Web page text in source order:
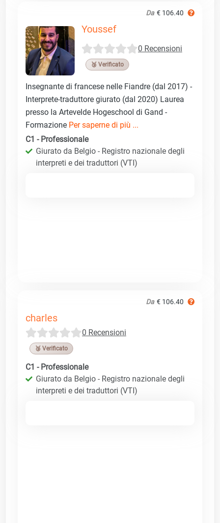
Da € 106.40
Youssef
0 Recensioni
🥉 Verificato
Insegnante di francese nelle Fiandre (dal 2017) -
Interprete-traduttore giurato (dal 2020) Laurea
presso la Artevelde Hogeschool di Gand -
Formazione Per saperne di più ...
C1 - Professionale
Giurato da Belgio - Registro nazionale degli
interpreti e dei traduttori (VTI)
Da € 106.40
charles
0 Recensioni
🥉 Verificato
C1 - Professionale
Giurato da Belgio - Registro nazionale degli
interpreti e dei traduttori (VTI)